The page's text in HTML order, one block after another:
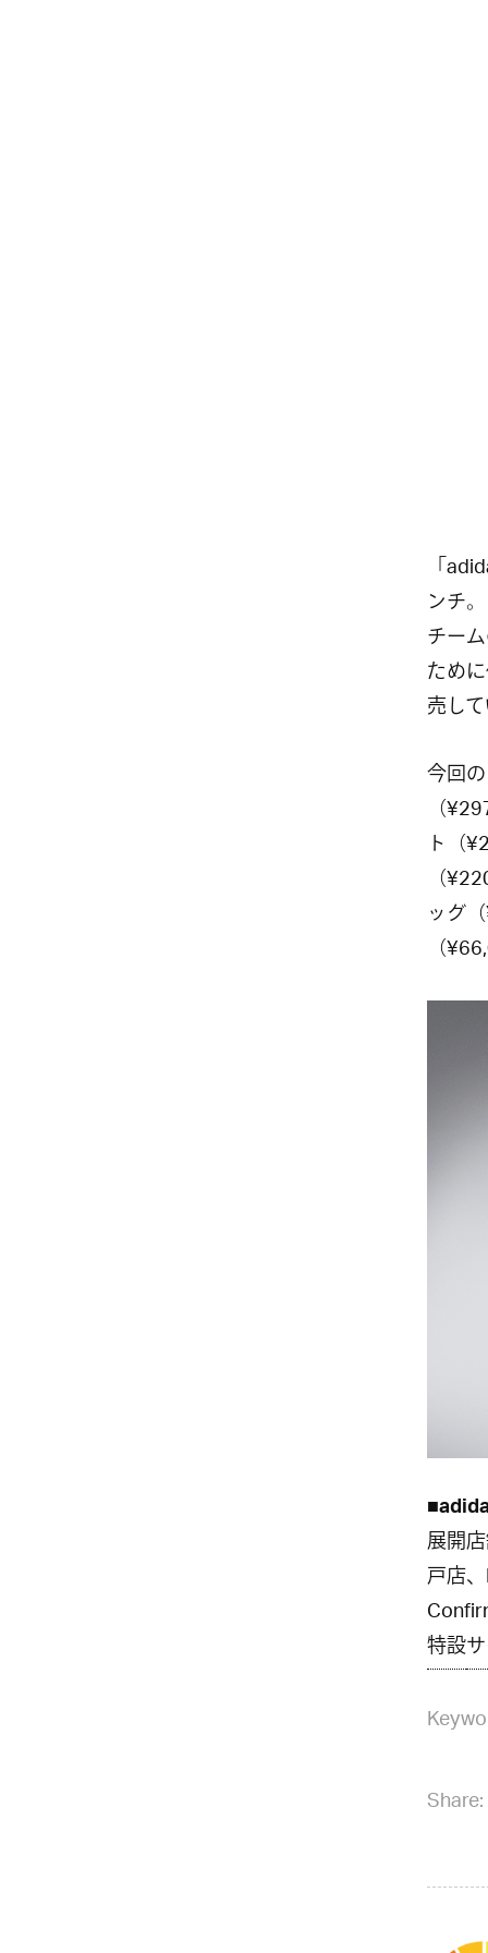
「
ンチ
チー
ため
売し
今回
（
ト（
（
ッグ
（
展開
戸店
特設
Share: